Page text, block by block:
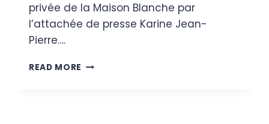
privée de la Maison Blanche par
l’attachée de presse Karine Jean-
Pierre….
READ MORE JOEY